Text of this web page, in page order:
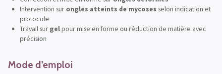
Intervention sur ongles atteints de mycoses selon indication et
protocole
Travail sur gelpour mise en forme ou réduction de matière avec
précision
Mode d’emploi